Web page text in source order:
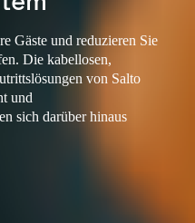
Gäste und reduzieren Sie
Die kabellosen,
von Salto
und
sich darüber hinaus